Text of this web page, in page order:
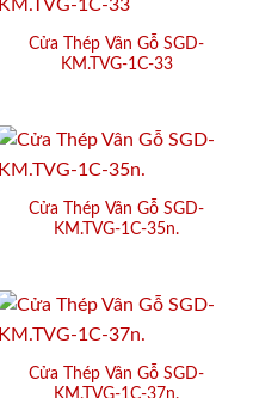
Cửa Thép Vân Gỗ SGD-
KM.TVG-1C-33
Cửa Thép Vân Gỗ SGD-
KM.TVG-1C-35n.
Cửa Thép Vân Gỗ SGD-